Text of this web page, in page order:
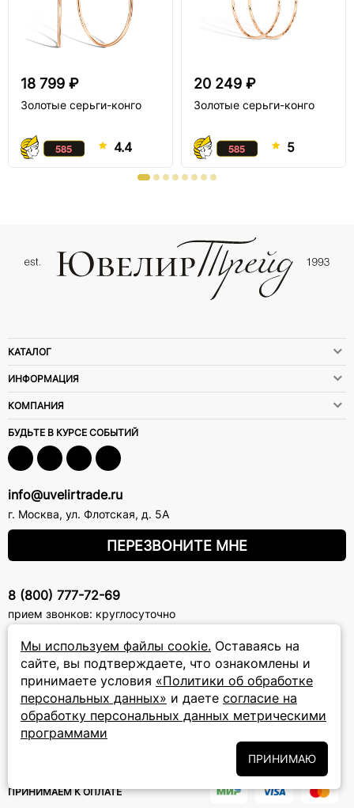
18 799 ₽
Золотые серьги-конго
4.4
20 249 ₽
Золотые серьги-конго
5
Мы используем файлы cookie. Оставаясь на
сайте, вы подтверждаете, что ознакомлены и
принимаете условия «Политики об обработке
персональных данных» и даете согласие на
обработку персональных данных метрическими
программами
ПРИНИМАЮ
КАТАЛОГ
ИНФОРМАЦИЯ
КОМПАНИЯ
БУДЬТЕ В КУРСЕ СОБЫТИЙ
info@uvelirtrade.ru
г. Москва, ул. Флотская, д. 5А
ПЕРЕЗВОНИТЕ МНЕ
8 (800) 777-72-69
прием звонков: круглосуточно
ПОДПИСКА НА РАССЫЛКУ
Подписаться на новости
Подписываясь на рассылку, вы соглашаетесь с условиямиПолитики
обработки персональных данных
ПРИНИМАЕМ К ОПЛАТЕ